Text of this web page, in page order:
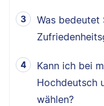
Was bedeutet
Kann ich bei
Hochdeutsch
wählen?